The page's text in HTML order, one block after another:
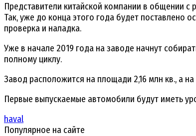
Представители китайской компании в общении
Так, уже до конца этого года будет поставлено
проверка и наладка.
Уже в начале 2019 года на заводе начнут
полному циклу.
Завод расположится на площади 2,16 млн кв., а
Первые выпускаемые автомобили будут иметь
haval
Популярное на сайте